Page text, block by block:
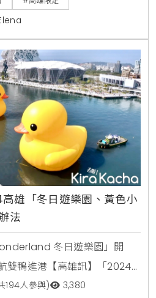
列豐富的現場活動與限定商
熱潮，成為南台灣粉絲們的最
，打造沉浸式打卡體驗一踏入
被巨大的主視覺牆所吸引，牆
雄「冬日遊樂園、黃色小
法
冬日遊樂園」開
雙鴨進港【高雄訊】「2024
冬日遊樂園」1月27日起於
194人參與) 3,380